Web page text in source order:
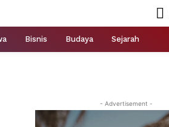
Bisnis Budaya Sejarah
- Advertisement -